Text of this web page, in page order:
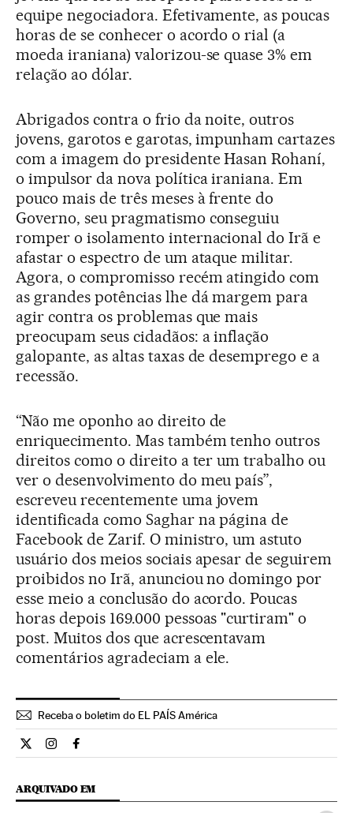
equipe negociadora. Efetivamente, as poucas
horas de se conhecer o acordo o rial (a
moeda iraniana) valorizou-se quase 3% em
relação ao dólar.
Abrigados contra o frio da noite, outros
jovens, garotos e garotas, impunham cartazes
com a imagem do presidente Hasan Rohaní,
o impulsor da nova política iraniana. Em
pouco mais de três meses à frente do
Governo, seu pragmatismo conseguiu
romper o isolamento internacional do Irã e
afastar o espectro de um ataque militar.
Agora, o compromisso recém atingido com
as grandes potências lhe dá margem para
agir contra os problemas que mais
preocupam seus cidadãos: a inflação
galopante, as altas taxas de desemprego e a
recessão.
“Não me oponho ao direito de
enriquecimento. Mas também tenho outros
direitos como o direito a ter um trabalho ou
ver o desenvolvimento do meu país”,
escreveu recentemente uma jovem
identificada como Saghar na página de
Facebook de Zarif. O ministro, um astuto
usuário dos meios sociais apesar de seguirem
proibidos no Irã, anunciou no domingo por
esse meio a conclusão do acordo. Poucas
horas depois 169.000 pessoas "curtiram" o
post. Muitos dos que acrescentavam
comentários agradeciam a ele.
Receba o boletim do EL PAÍS América
Internacional El País Brasil en Twitter
Internacional El País Brasil en Instagram
Internacional El País Brasil en Facebook
ARQUIVADO EM